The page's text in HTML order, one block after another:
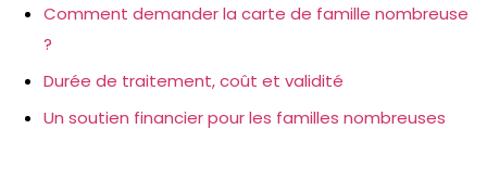
Comment demander la carte de famille nombreuse
?
Durée de traitement, coût et validité
Un soutien financier pour les familles nombreuses